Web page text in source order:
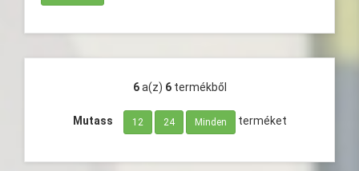
6a(z) 6 termékből
Mutass 12 24 Minden terméket